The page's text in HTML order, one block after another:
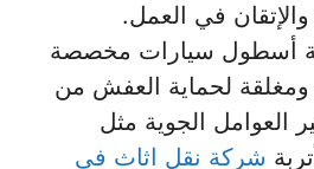
والإتقان في العمل.
أسطول سيارات مخصصة
ومغلقة لحماية العفش من
العوامل الجوية مثل
شركة نقل اثاث في